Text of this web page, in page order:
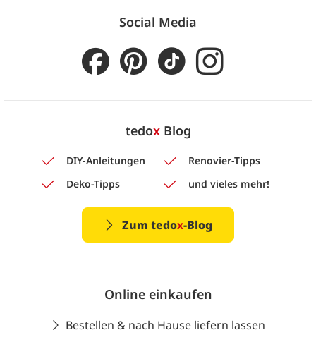
Social Media
tedoxBlog
DIY-Anleitungen
Renovier-Tipps
Deko-Tipps
und vieles mehr!
Zum tedox-Blog
Online einkaufen
Bestellen & nach Hause liefern lassen